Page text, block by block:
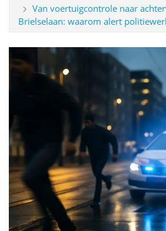
Van voertuigcontrole naar
Brielselaan: waarom alert